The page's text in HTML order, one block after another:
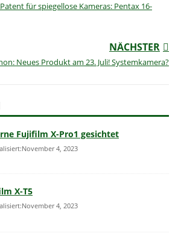
für spiegellose Kameras: Pentax 16-
NÄCHSTER
Neues Produkt am 23. Juli! Systemkamera?
Fujifilm X-Pro1 gesichtet
4, 2023
X-T5
4, 2023